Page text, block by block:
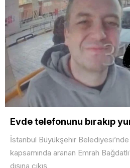
Evde telefonunu bırakıp
İstanbul Büyükşehir
kapsamında aranan Emrah
dışına çıkış